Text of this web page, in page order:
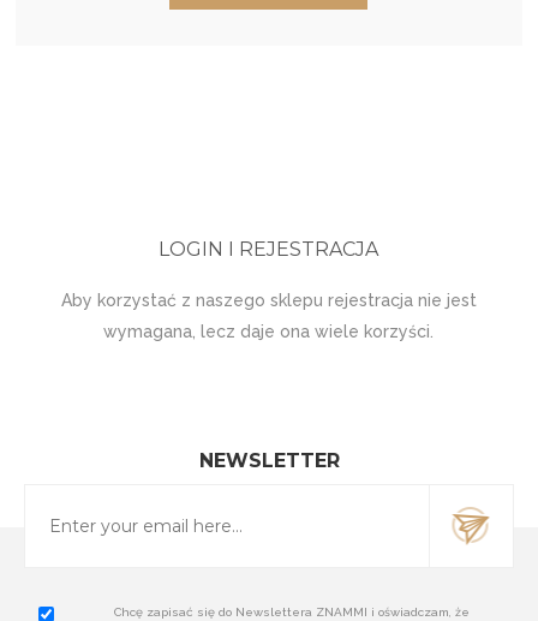
LOGIN I REJESTRACJA
Aby korzystać z naszego sklepu rejestracja nie jest
wymagana, lecz daje ona wiele korzyści.
NEWSLETTER
Chcę zapisać się do Newslettera ZNAMMI i oświadczam, że